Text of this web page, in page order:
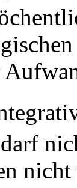
nicht